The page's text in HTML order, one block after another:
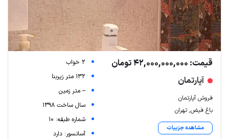
قیمت: 42,000,000,000 تومان
آپارتمان
فروش آپارتمان
باغ فیض, تهران
مشاهده جزییات
2 خواب
132 متر زیربنا
-- متر زمین
سال ساخت 1398
شماره طبقه: 10
آسانسور: دارد